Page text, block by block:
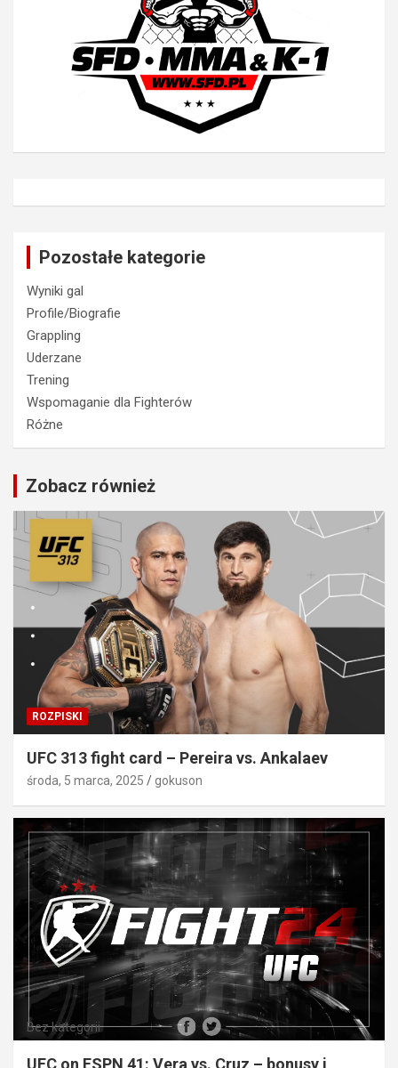
Pozostałe kategorie
Wyniki gal
Profile/Biografie
Grappling
Uderzane
Trening
Wspomaganie dla Fighterów
Różne
Zobacz również
ROZPISKI
UFC 313 fight card – Pereira vs. Ankalaev
środa, 5 marca, 2025 gokuson
Bez kategorii